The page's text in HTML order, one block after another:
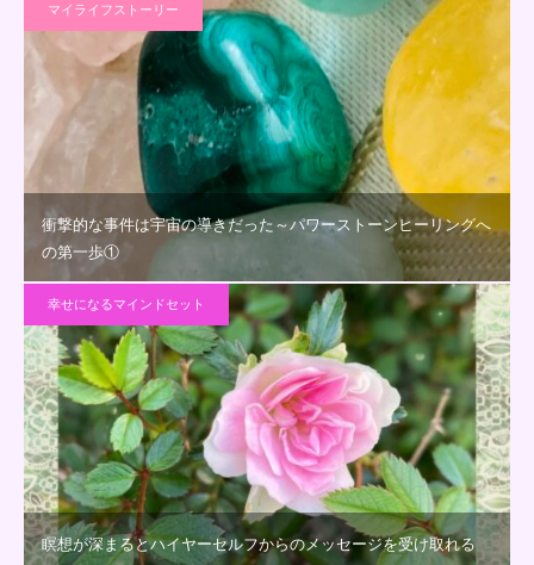
マイライフストーリー
衝撃的な事件は宇宙の導きだった～パワーストーンヒーリングへ
の第一歩①
幸せになるマインドセット
瞑想が深まるとハイヤーセルフからのメッセージを受け取れる